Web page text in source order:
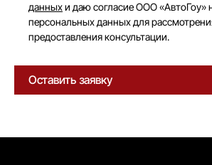
данныхи даю согласие ООО «АвтоГоу»
персональных данных для
предоставления консультации.
Оставить заявку